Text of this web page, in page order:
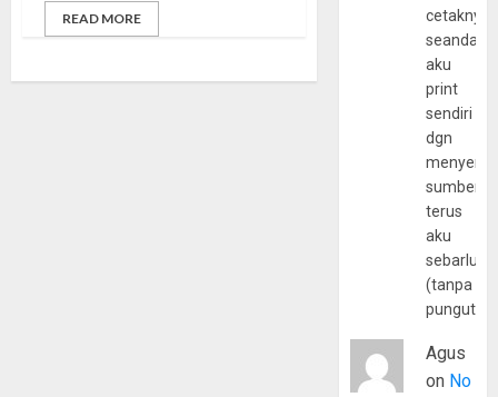
READ MORE
cetaknya
aku
print
sendiri
dgn
sumber
terus
aku
(tanpa
Agus
on No